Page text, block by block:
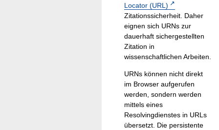
Locator (URL)
Zitationssicherheit. Daher
eignen sich URNs zur
dauerhaft sichergestellten
Zitation in
wissenschaftlichen Arbeiten.
URNs können nicht direkt
im Browser aufgerufen
werden, sondern werden
mittels eines
Resolvingdienstes in URLs
übersetzt. Die persistente